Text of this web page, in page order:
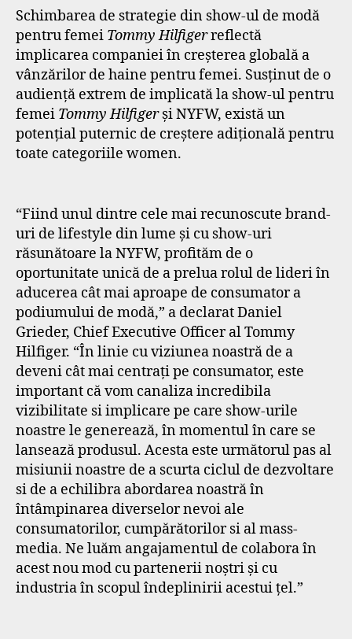
Schimbarea de strategie din show-ul de modă
pentru femei Tommy Hilfigerreflectă
implicarea companiei în creșterea globală a
vânzărilor de haine pentru femei. Susținut de o
audienţă extrem de implicată la show-ul pentru
femei Tommy Hilfigerși NYFW, există un
potențial puternic de creștere adițională pentru
toate categoriile women.
“Fiind unul dintre cele mai recunoscute brand-
uri de lifestyle din lume și cu show-uri
răsunătoare la NYFW, profităm de o
oportunitate unică de a prelua rolul de lideri în
aducerea cât mai aproape de consumator a
podiumului de modă,” a declarat Daniel
Grieder, Chief Executive Officer al Tommy
Hilfiger. “În linie cu viziunea noastră de a
deveni cât mai centrați pe consumator, este
important că vom canaliza incredibila
vizibilitate si implicare pe care show-urile
noastre le generează, în momentul în care se
lansează produsul. Acesta este următorul pas al
misiunii noastre de a scurta ciclul de dezvoltare
si de a echilibra abordarea noastră în
întâmpinarea diverselor nevoi ale
consumatorilor, cumpărătorilor si al mass-
media. Ne luăm angajamentul de colabora în
acest nou mod cu partenerii noștri și cu
industria în scopul îndeplinirii acestui țel.”